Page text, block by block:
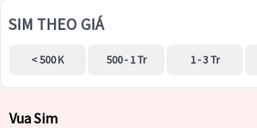
SIM THEO GIÁ
< 500 K 500 - 1 Tr 1 - 3 Tr
Vua Sim